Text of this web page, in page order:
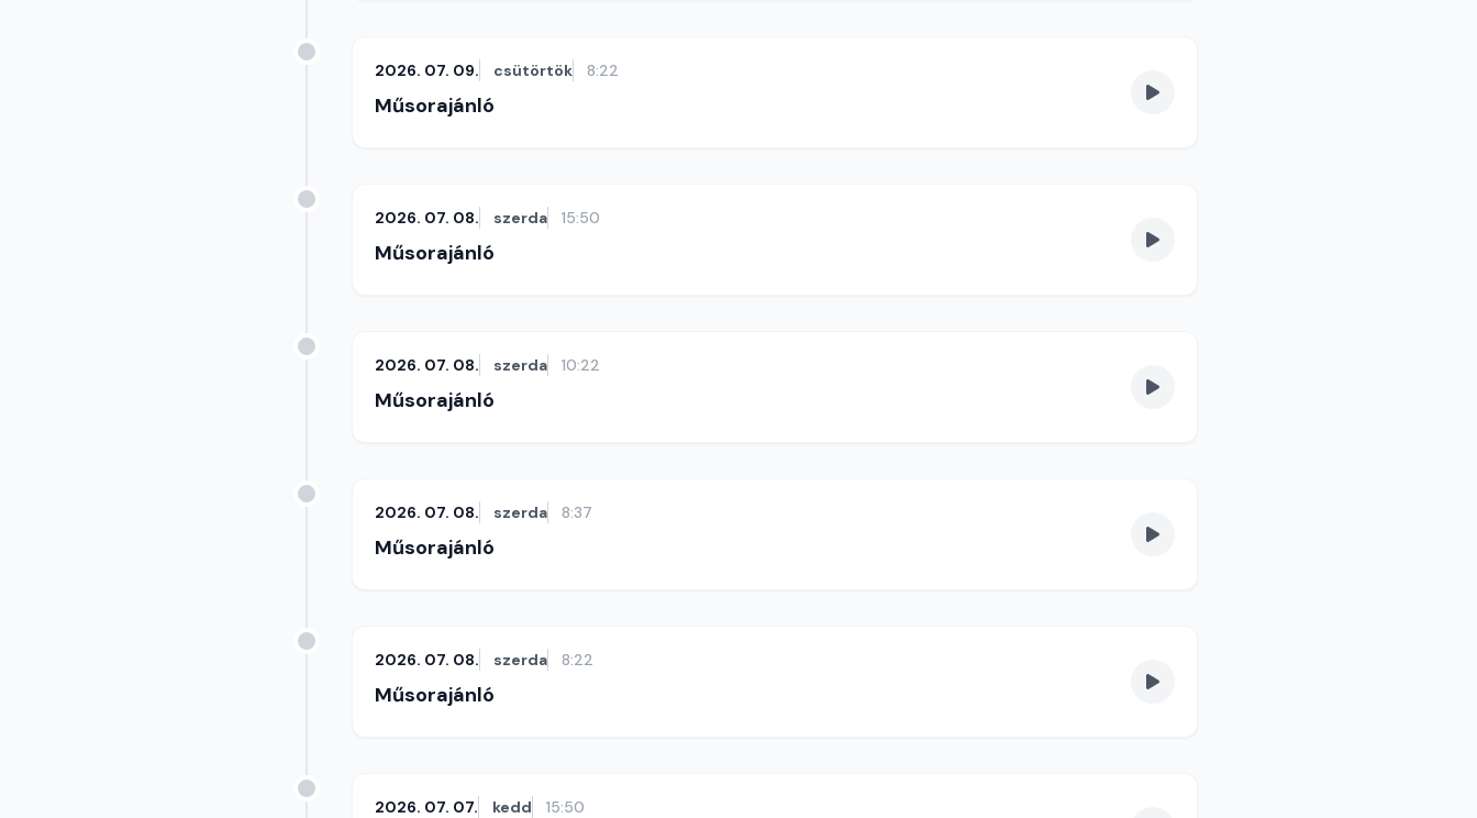
2026. 07. 09. csütörtök 8:22
Műsorajánló
2026. 07. 08. szerda 15:50
Műsorajánló
2026. 07. 08. szerda 10:22
Műsorajánló
2026. 07. 08. szerda 8:37
Műsorajánló
2026. 07. 08. szerda 8:22
Műsorajánló
2026. 07. 07. kedd 15:50